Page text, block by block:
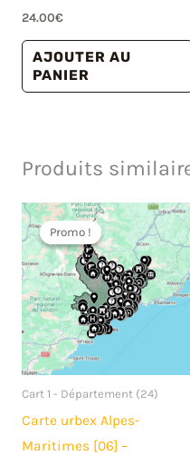
24.00€
AJOUTER AU
PANIER
Produits
Promo !
Promo !
Cart 1 - Département (24)
Carte urbex Alpes-
Maritimes [06] –